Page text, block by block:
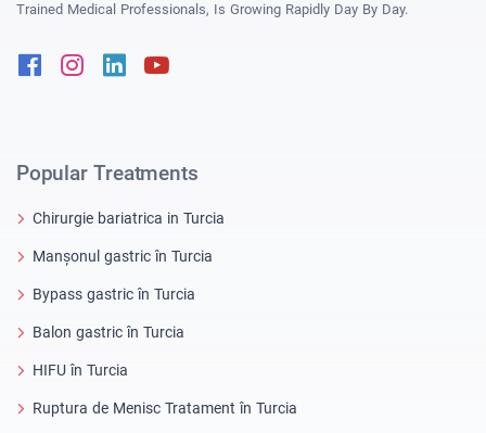
Trained Medical Professionals, Is Growing Rapidly Day By Day.
FacebookInstagram
Linkedin
Popular Treatments
Chirurgie bariatrica in Turcia
Manșonul gastric în Turcia
Bypass gastric în Turcia
Balon gastric în Turcia
HIFU în Turcia
Ruptura de Menisc Tratament în Turcia